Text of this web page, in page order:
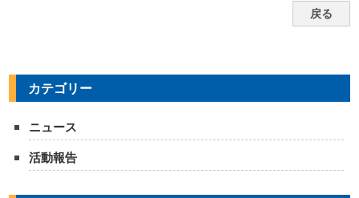
戻る
カテゴリー
ニュース
活動報告